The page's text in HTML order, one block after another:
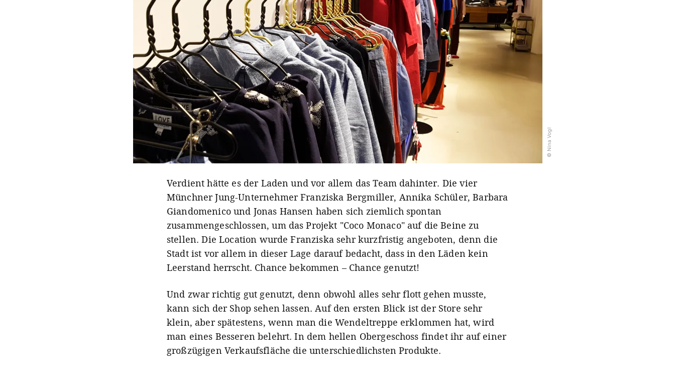
© Nina Vogl
Verdient hätte es der Laden und vor allem das Team dahinter. Die vier
Münchner Jung-Unternehmer Franziska Bergmiller, Annika Schüler, Barbara
Giandomenico und Jonas Hansen haben sich ziemlich spontan
zusammengeschlossen, um das Projekt "Coco Monaco" auf die Beine zu
stellen. Die Location wurde Franziska sehr kurzfristig angeboten, denn die
Stadt ist vor allem in dieser Lage darauf bedacht, dass in den Läden kein
Leerstand herrscht. Chance bekommen – Chance genutzt!
Und zwar richtig gut genutzt, denn obwohl alles sehr flott gehen musste,
kann sich der Shop sehen lassen. Auf den ersten Blick ist der Store sehr
klein, aber spätestens, wenn man die Wendeltreppe erklommen hat, wird
man eines Besseren belehrt. In dem hellen Obergeschoss findet ihr auf einer
großzügigen Verkaufsfläche die unterschiedlichsten Produkte.